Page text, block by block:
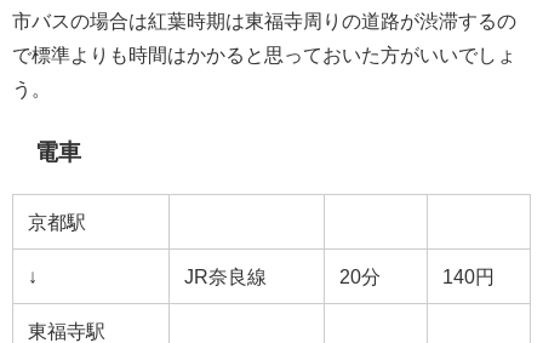
市バスの場合は紅葉時期は東福寺周りの道路が渋滞するの
で標準よりも時間はかかると思っておいた方がいいでしょ
う。
電車
京都駅
↓ JR奈良線 20分 140円
東福寺駅